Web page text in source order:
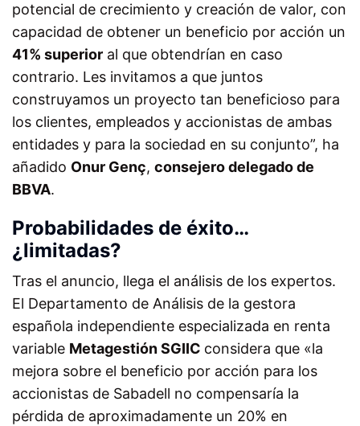
potencial de crecimiento y creación de valor, con
capacidad de obtener un beneficio por acción un
41% superior al que obtendrían en caso
contrario. Les invitamos a que juntos
construyamos un proyecto tan beneficioso para
los clientes, empleados y accionistas de ambas
entidades y para la sociedad en su conjunto”, ha
añadido Onur Genç, consejero delegado de
BBVA.
Probabilidades de éxito…
¿limitadas?
Tras el anuncio, llega el análisis de los expertos.
El Departamento de Análisis de la gestora
española independiente especializada en renta
variable Metagestión SGIIC considera que «la
mejora sobre el beneficio por acción para los
accionistas de Sabadell no compensaría la
pérdida de aproximadamente un 20% en